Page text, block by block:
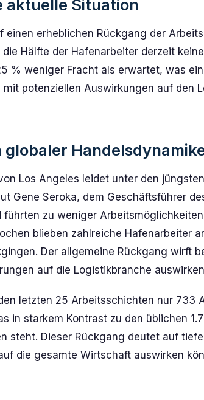
aktuelle Situation
einen erheblichen Rückgang der
Hälfte der Hafenarbeiter derzeit
% weniger Fracht als erwartet, was
mit potenziellen Auswirkungen auf den
globaler
Los Angeles leidet unter den
Gene Seroka, dem Geschäftsführer
zu weniger
blieben zahlreiche Hafenarbeiter
Der allgemeine Rückgang wirft
auf die Logistikbranche
letzten 25 Arbeitsschichten nur 733
in starkem Kontrast zu den üblichen
steht. Dieser Rückgang deutet auf
die gesamte Wirtschaft auswirken